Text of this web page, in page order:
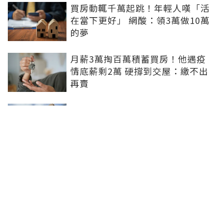
買房動輒千萬起跳！年輕人嘆「活
在當下更好」 網酸：領3萬做10萬
的夢
月薪3萬掏百萬積蓄買房！他遇疫
情底薪剩2萬 硬撐到交屋：繳不出
再賣